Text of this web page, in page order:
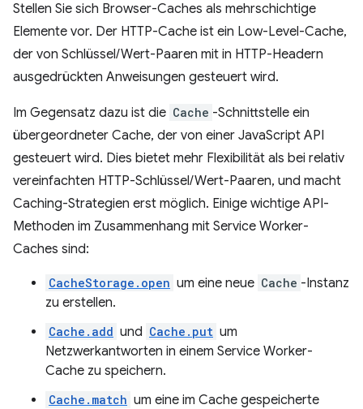
Stellen Sie sich Browser-Caches als mehrschichtige
Elemente vor. Der HTTP-Cache ist ein Low-Level-Cache,
der von Schlüssel/Wert-Paaren mit in HTTP-Headern
ausgedrückten Anweisungen gesteuert wird.
Im Gegensatz dazu ist die Cache -Schnittstelle ein
übergeordneter Cache, der von einer JavaScript API
gesteuert wird. Dies bietet mehr Flexibilität als bei relativ
vereinfachten HTTP-Schlüssel/Wert-Paaren, und macht
Caching-Strategien erst möglich. Einige wichtige API-
Methoden im Zusammenhang mit Service Worker-
Caches sind:
CacheStorage.open um eine neue Cache -Instanz
zu erstellen.
Cache.add und Cache.put um
Netzwerkantworten in einem Service Worker-
Cache zu speichern.
Cache.match um eine im Cache gespeicherte